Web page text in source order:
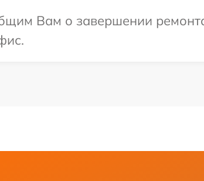
Вам о завершении